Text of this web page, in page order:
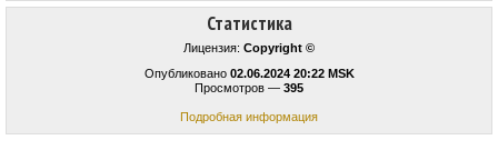
Статистика
Лицензия: Copyright ©
Опубликовано 02.06.2024 20:22 MSK
Просмотров — 395
Подробная информация